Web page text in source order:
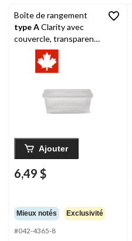
Boîte de rangement
type AClarity avec
couvercle, transparent,
Ajouter
6,49 $
Mieux notés Exclusivité
#042-4365-8